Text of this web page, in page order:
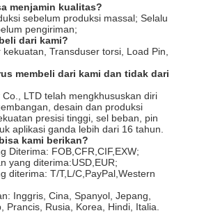
menjamin kualitas?
sebelum produksi massal; Selalu
pengiriman;
dari kami?
Transduser torsi, Load Pin,
membeli dari kami dan tidak dari
LTD telah mengkhususkan diri
desain dan produksi
presisi tinggi, sel beban, pin
aplikasi ganda lebih dari 16 tahun.
kami berikan?
Diterima: FOB,CFR,CIF,EXW;
yang diterima:USD,EUR;
diterima: T/T,L/C,PayPal,Western
Inggris, Cina, Spanyol, Jepang,
Prancis, Rusia, Korea, Hindi, Italia.